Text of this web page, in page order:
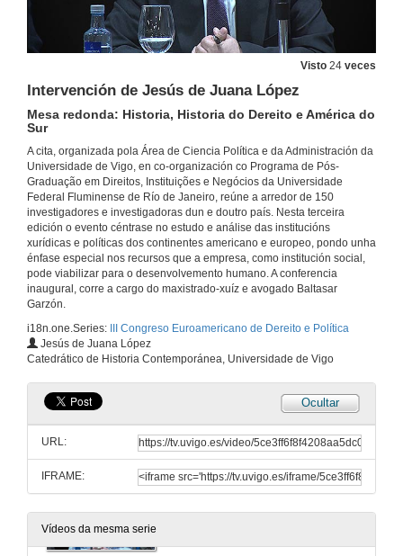
Visto 24 veces
Intervención de Jesús de Juana López
Mesa redonda: Historia, Historia do Dereito e América do
Sur
A cita, organizada pola Área de Ciencia Política e da Administración da
Universidade de Vigo, en co-organización co Programa de Pós-
Graduação em Direitos, Instituições e Negócios da Universidade
Federal Fluminense de Río de Janeiro, reúne a arredor de 150
investigadores e investigadoras dun e doutro país. Nesta terceira
edición o evento céntrase no estudo e análise das institucións
xurídicas e políticas dos continentes americano e europeo, pondo unha
énfase especial nos recursos que a empresa, como institución social,
pode viabilizar para o desenvolvemento humano. A conferencia
inaugural, corre a cargo do maxistrado-xuíz e avogado Baltasar
Garzón.
i18n.one.Series:
III Congreso Euroamericano de Dereito e Política
Jesús de Juana López
Catedrático de Historia Contemporánea, Universidade de Vigo
Ocultar
URL:
IFRAME:
Vídeos da mesma serie
23 de abr. de 2019
Intervención de Jesús Vazquez Abad
23 de abr. de 2019
Interveciónde Manuel J. Reigosa Roger
23 de abr. de 2019
Presentación de Baltasar Garzón Real
23 de abr. de 2019
Conferencia de Baltasar Garzón Real
23 de abr. de 2019
El Supremo Tribunal Federal STF de Brasil en Egipto
Mesa redonda: Historia, Historia do Dereito e América do Sur
23 de abr. de 2019
Intervención de Carlos Sixirei Paredes